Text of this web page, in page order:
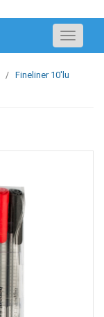
Toggle
Fineliner 10'lu